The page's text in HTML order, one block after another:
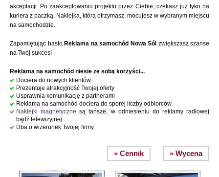
akceptacji. Po zaakceptowaniu projektu przez Ciebie, czekasz już tyko na
kuriera z paczką. Naklejka, którą otrzymasz, mocujesz w wybranym miejscu
na samochodzie.
Zapamiętując hasło Reklama na samochód Nowa Sól zwiększasz szanse
na Twój sukces!
Reklama na samochód niesie ze sobą korzyści...
Dociera do nowych klientów
Prezentuje atrakcyjność Twojej oferty
Usprawnia komunikację z partnerami
Reklama na samochód dociera do sporej liczby odbiorców
Naklejki magnetyczne są tańsze, w odniesieniu do reklamy radiowej
bądź telewizyjnej
Dba o wizerunek Twojej firmy
» Wycena
» Cennik